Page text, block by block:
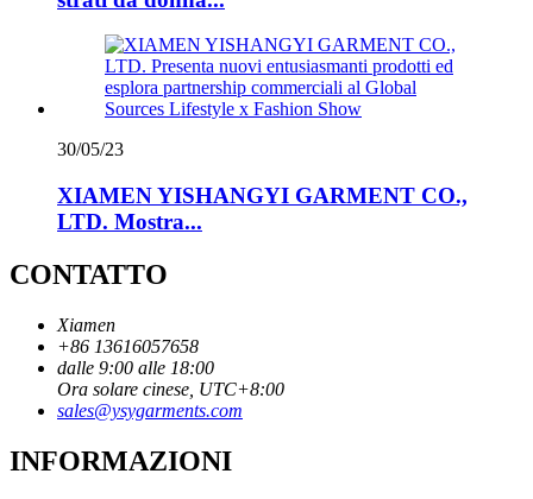
30/05/23
XIAMEN YISHANGYI GARMENT CO.,
LTD. Mostra...
CONTATTO
Xiamen
+86 13616057658
dalle 9:00 alle 18:00
Ora solare cinese, UTC+8:00
sales@ysygarments.com
INFORMAZIONI